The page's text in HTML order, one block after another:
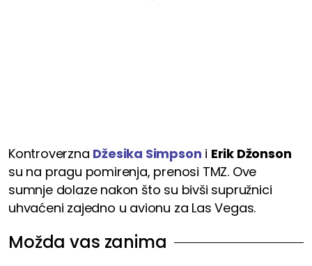
Kontroverzna Džesika Simpson i Erik Džonson
su na pragu pomirenja, prenosi TMZ. Ove
sumnje dolaze nakon što su bivši supružnici
uhvaćeni zajedno u avionu za Las Vegas.
Možda vas zanima